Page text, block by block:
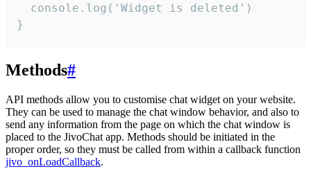
  console.log('Widget is deleted')
}
Methods#
API methods allow you to customise chat widget on your website.
They can be used to manage the chat window behavior, and also to
send any information from the page on which the chat window is
placed to the JivoChat app. Methods should be initiated in the
proper order, so they must be called from within a callback function
jivo_onLoadCallback.